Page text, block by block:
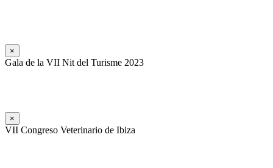
×
Gala de la VII Nit del Turisme 2023
×
VII Congreso Veterinario de Ibiza